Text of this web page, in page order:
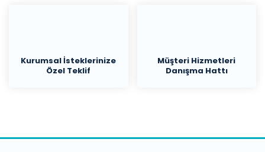
Kurumsal İsteklerinize
Özel Teklif
Müşteri Hizmetleri
Danışma Hattı